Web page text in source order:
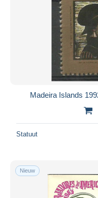
Madeira Islands
Statuut
Nieuw